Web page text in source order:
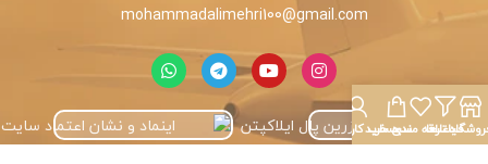
mohammadalimehri100@gmail.com
فیلترها
علاقه مندیسبد خرید
حساب کاربری من